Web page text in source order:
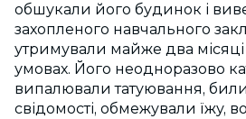
обшукали його будинок і
захопленого навчального
утримували майже два місяці
умовах. Його неодноразово
випалювали татуювання,
свідомості, обмежували їжу,